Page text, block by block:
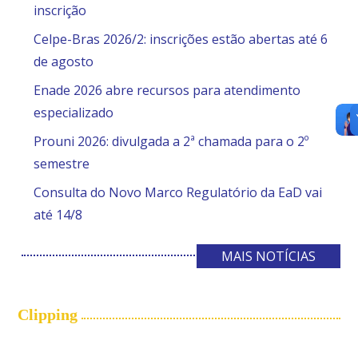
inscrição
Celpe-Bras 2026/2: inscrições estão abertas até 6
de agosto
Enade 2026 abre recursos para atendimento
especializado
Prouni 2026: divulgada a 2ª chamada para o 2º
semestre
Consulta do Novo Marco Regulatório da EaD vai
até 14/8
MAIS NOTÍCIAS
Clipping